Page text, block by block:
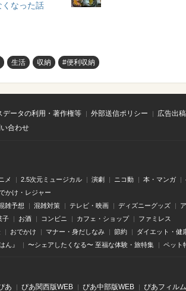
くなった話
生活 収納 #便利収納
データの利用・著作権等 外部送信ポリシー
広告出
合わせ
メ 2.5次元ミュージカル 演劇 ニコ動 本・マンガ
かけ・レジャー
雑予想 混雑対策 テレビ・映画 ディズニーグッズ
子 お酒 コンビニ カフェ・ショップ ファミレス
おでかけ マナー・身だしなみ 節約 ダイエット・健
ん』 〜シェアしたくなる〜 至福な体験・旅特集 ペット
あ ぴあ関⻄版WEB ぴあ中部版WEB ぴあフィル